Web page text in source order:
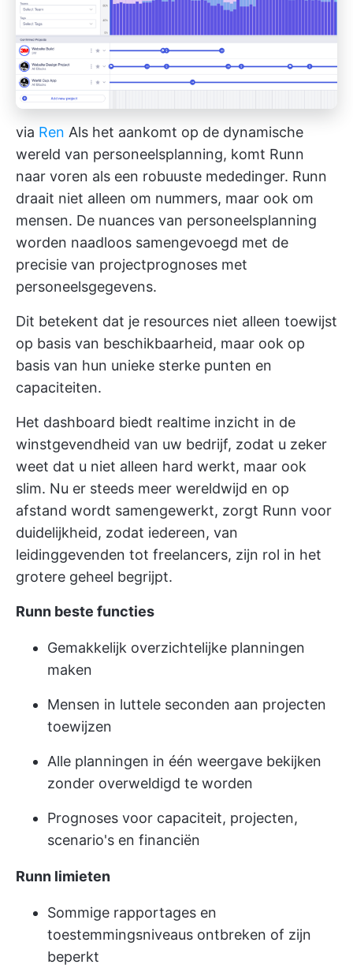
via Ren Als het aankomt op de dynamische
wereld van personeelsplanning, komt Runn
naar voren als een robuuste mededinger. Runn
draait niet alleen om nummers, maar ook om
mensen. De nuances van personeelsplanning
worden naadloos samengevoegd met de
precisie van projectprognoses met
personeelsgegevens.
Dit betekent dat je resources niet alleen toewijst
op basis van beschikbaarheid, maar ook op
basis van hun unieke sterke punten en
capaciteiten.
Het dashboard biedt realtime inzicht in de
winstgevendheid van uw bedrijf, zodat u zeker
weet dat u niet alleen hard werkt, maar ook
slim. Nu er steeds meer wereldwijd en op
afstand wordt samengewerkt, zorgt Runn voor
duidelijkheid, zodat iedereen, van
leidinggevenden tot freelancers, zijn rol in het
grotere geheel begrijpt.
Runn beste functies
Gemakkelijk overzichtelijke planningen
maken
Mensen in luttele seconden aan projecten
toewijzen
Alle planningen in één weergave bekijken
zonder overweldigd te worden
Prognoses voor capaciteit, projecten,
scenario's en financiën
Runn limieten
Sommige rapportages en
toestemmingsniveaus ontbreken of zijn
beperkt